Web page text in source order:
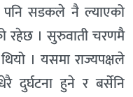
पनि सडकले नै ल्याएको
रहेछ । सुरुवाती चरणमै
। यसमा राज्यपक्षले
दुर्घटना हुने र बर्सेनि